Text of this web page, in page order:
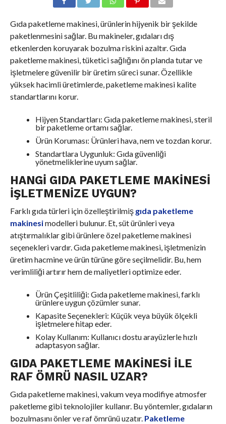
Gıda paketleme makinesi, ürünlerin hijyenik bir şekilde
paketlenmesini sağlar. Bu makineler, gıdaları dış
etkenlerden koruyarak bozulma riskini azaltır. Gıda
paketleme makinesi, tüketici sağlığını ön planda tutar ve
işletmelere güvenilir bir üretim süreci sunar. Özellikle
yüksek hacimli üretimlerde, paketleme makinesi kalite
standartlarını korur.
Hijyen Standartları: Gıda paketleme makinesi, steril
bir paketleme ortamı sağlar.
Ürün Koruması: Ürünleri hava, nem ve tozdan korur.
Standartlara Uygunluk: Gıda güvenliği
yönetmeliklerine uyum sağlar.
HANGI GIDA PAKETLEME MAKINESI
İŞLETMENIZE UYGUN?
Farklı gıda türleri için özelleştirilmiş gıda paketleme
makinesimodelleri bulunur. Et, süt ürünleri veya
atıştırmalıklar gibi ürünlere özel paketleme makinesi
seçenekleri vardır. Gıda paketleme makinesi, işletmenizin
üretim hacmine ve ürün türüne göre seçilmelidir. Bu, hem
verimliliği artırır hem de maliyetleri optimize eder.
Ürün Çeşitliliği: Gıda paketleme makinesi, farklı
ürünlere uygun çözümler sunar.
Kapasite Seçenekleri: Küçük veya büyük ölçekli
işletmelere hitap eder.
Kolay Kullanım: Kullanıcı dostu arayüzlerle hızlı
adaptasyon sağlar.
GIDA PAKETLEME MAKINESI ILE
RAF ÖMRÜ NASIL UZAR?
Gıda paketleme makinesi, vakum veya modifiye atmosfer
paketleme gibi teknolojiler kullanır. Bu yöntemler, gıdaların
bozulmasını önler ve raf ömrünü uzatır. Paketleme